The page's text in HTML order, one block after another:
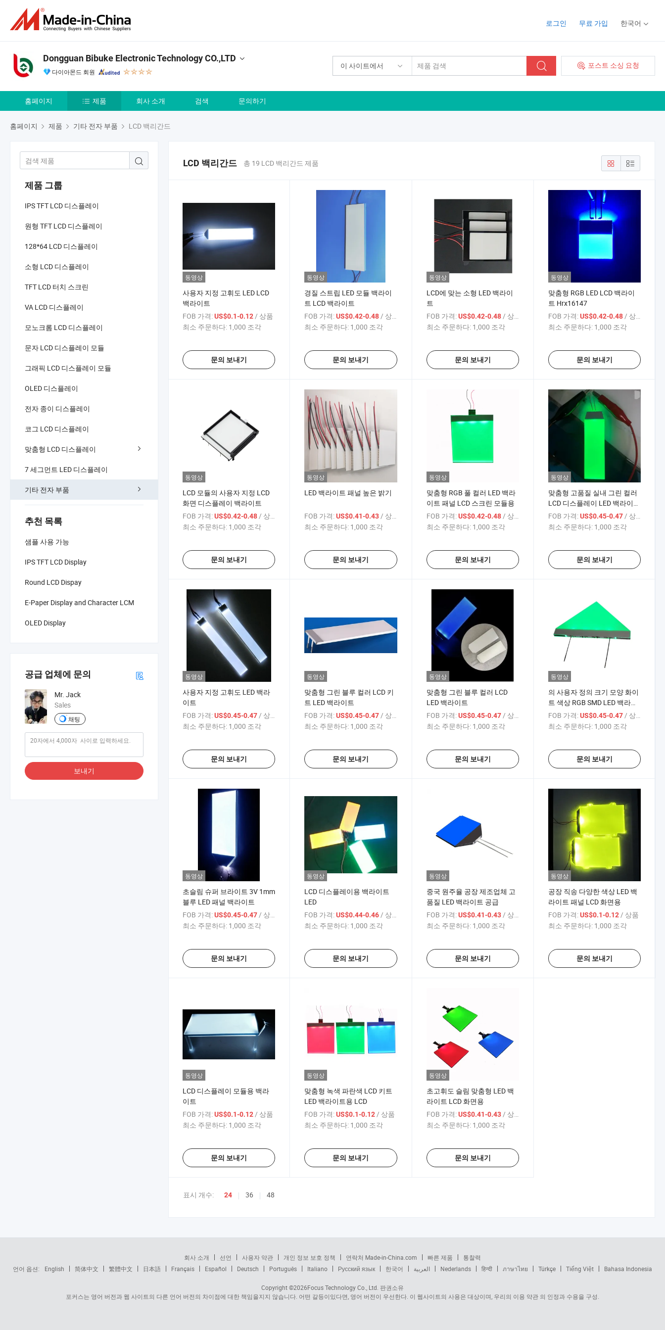
로그인 무료 가입 한국어
이 사이트에서 포스트 소싱 요청
Dongguan Bibuke Electronic Technology CO.,LTD
다이아몬드 회원
홈페이지 제품 회사 소개 검색 문의하기
홈페이지 제품 기타 전자 부품 LCD 백리간드
제품 그룹
IPS TFT LCD 디스플레이
원형 TFT LCD 디스플레이
128*64 LCD 디스플레이
소형 LCD 디스플레이
TFT LCD 터치 스크린
VA LCD 디스플레이
모노크롬 LCD 디스플레이
문자 LCD 디스플레이 모듈
그래픽 LCD 디스플레이 모듈
OLED 디스플레이
전자 종이 디스플레이
코그 LCD 디스플레이
맞춤형 LCD 디스플레이
7 세그먼트 LED 디스플레이
기타 전자 부품
추천 목록
샘플 사용 가능
IPS TFT LCD Display
Round LCD Dispay
E-Paper Display and Character LCM
OLED Display
공급 업체에 문의
Mr. Jack
Sales
채팅
보내기
LCD 백리간드 총 19 LCD 백리간드 제품
동영상
사용자 지정 고휘도 LED LCD
백라이트
FOB 가격:US$0.1-0.12/ 상품
최소 주문하다: 1,000 조각
문의 보내기
동영상
경질 스트립 LED 모듈 백라이
트 LCD 백라이트
FOB 가격: US$0.42-0.48/ 상품
최소 주문하다: 1,000 조각
문의 보내기
동영상
LCD에 맞는 소형 LED 백라이
트
FOB 가격: US$0.42-0.48/ 상품
최소 주문하다: 1,000 조각
문의 보내기
동영상
맞춤형 RGB LED LCD 백라이
트 Hrx16147
FOB 가격: US$0.42-0.48/ 상품
최소 주문하다: 1,000 조각
문의 보내기
동영상
LCD 모듈의 사용자 지정 LCD
화면 디스플레이 백라이트
FOB 가격:US$0.42-0.48 / 상품
최소 주문하다: 1,000 조각
문의 보내기
동영상
LED 백라이트 패널 높은 밝기
FOB 가격: US$0.41-0.43 / 상품
최소 주문하다: 1,000 조각
문의 보내기
동영상
맞춤형 RGB 풀 컬러 LED 백라
이트 패널 LCD 스크린 모듈용
FOB 가격: US$0.42-0.48 / 상품
최소 주문하다: 1,000 조각
문의 보내기
동영상
맞춤형 고품질 실내 그린 컬러
LCD 디스플레이 LED 백라이트
기기
FOB 가격: US$0.45-0.47 / 상품
최소 주문하다: 1,000 조각
문의 보내기
동영상
사용자 지정 고휘도 LED 백라
이트
FOB 가격:US$0.45-0.47 / 상품
최소 주문하다: 1,000 조각
문의 보내기
동영상
맞춤형 그린 블루 컬러 LCD 키
트 LED 백라이트
FOB 가격: US$0.45-0.47 / 상품
최소 주문하다: 1,000 조각
문의 보내기
동영상
맞춤형 그린 블루 컬러 LCD
LED 백라이트
FOB 가격: US$0.45-0.47 / 상품
최소 주문하다: 1,000 조각
문의 보내기
동영상
의 사용자 정의 크기 모양 화이
트 색상 RGB SMD LED 백라이
트 판매
FOB 가격: US$0.45-0.47 / 상품
최소 주문하다: 1,000 조각
문의 보내기
동영상
초슬림 슈퍼 브라이트 3V 1mm
블루 LED 패널 백라이트
FOB 가격:US$0.45-0.47/ 상품
최소 주문하다: 1,000 조각
문의 보내기
동영상
LCD 디스플레이용 백라이트
LED
FOB 가격: US$0.44-0.46 / 상품
최소 주문하다: 1,000 조각
문의 보내기
동영상
중국 원주율 공장 제조업체 고
품질 LED 백라이트 공급
FOB 가격: US$0.41-0.43/ 상품
최소 주문하다: 1,000 조각
문의 보내기
동영상
공장 직송 다양한 색상 LED 백
라이트 패널 LCD 화면용
FOB 가격: US$0.1-0.12/ 상품
최소 주문하다: 1,000 조각
문의 보내기
동영상
LCD 디스플레이 모듈용 백라
이트
FOB 가격:US$0.1-0.12/ 상품
최소 주문하다: 1,000 조각
문의 보내기
동영상
맞춤형 녹색 파란색 LCD 키트
LED 백라이트용 LCD
FOB 가격: US$0.1-0.12/ 상품
최소 주문하다: 1,000 조각
문의 보내기
동영상
초고휘도 슬림 맞춤형 LED 백
라이트 LCD 화면용
FOB 가격: US$0.41-0.43/ 상품
최소 주문하다: 1,000 조각
문의 보내기
표시 개수: 24 36 48
회사 소개 선언 사용자 약관 개인 정보 보호 정책 연락처 Made-in-China.com 빠른 제품
통찰력
언어 옵션:
English 简体中文 繁體中文 日本語 Français Español Deutsch Português Italiano Русский язык 한국어 العربية Nederlands हिन्दी ภาษาไทย Türkçe Tiếng Việt Bahasa Indonesia
Copyright ©2026Focus Technology Co., Ltd. 판권소유
포커스는 영어 버전과 웹 사이트의 다른 언어 버전의 차이점에 대한 책임을지지 않습니다. 어떤 갈등이있다면, 영어 버전이 우선한다. 이 웹사이트의 사용은 대상이며, 우리의 이용 약관 의 인정과 수용을 구성.